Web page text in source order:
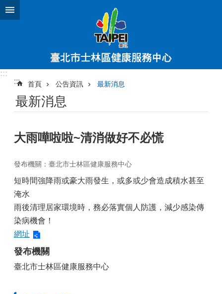
跳到主要內容區塊
:::
:::
首頁 公告資訊 最新消息
最新消息
大雨嘩啦啦~清消做好不必慌
發布機關：臺北市士林區健康服務中心
短時間強降雨或豪大雨發生，或多或少會造成積水甚至
淹水
雨後清理居家環境時，務必落實個人防護，減少感染傳
染病機會！
網址
發布機關
臺北市士林區健康服務中心